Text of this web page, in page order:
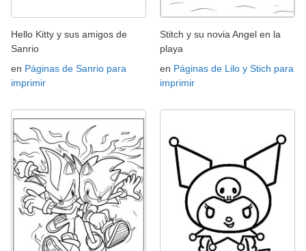
Hello Kitty y sus amigos de
Sanrio
en Páginas de Sanrio para
imprimir
Stitch y su novia Angel en la
playa
en Páginas de Lilo y Stich para
imprimir